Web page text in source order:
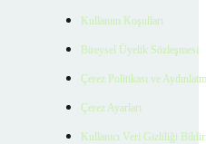
Kullanım Koşulları
Bireysel Üyelik Sözleşmesi
Çerez Politikası ve
Çerez Ayarları
Kullanıcı Veri Gizliliği